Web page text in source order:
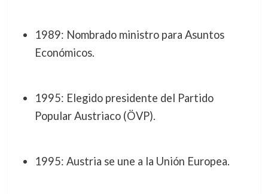
1989: Nombrado ministro para Asuntos
Económicos.
1995: Elegido presidente del Partido
Popular Austriaco (ÖVP).
1995: Austria se une a la Unión Europea.